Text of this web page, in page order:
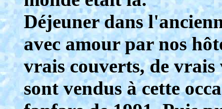
Déjeuner dans
avec amour par nos
vrais couverts, de vrais
sont vendus à cette